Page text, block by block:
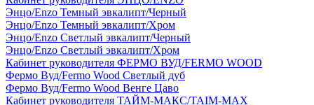
Энцо/Enzo Темный эвкалипт/Черный
Энцо/Enzo Темный эвкалипт/Хром
Энцо/Enzo Светлый эвкалипт/Черный
Энцо/Enzo Светлый эвкалипт/Хром
Кабинет руководителя ФЕРМО ВУД/FERMO WOOD
Фермо Вуд/Fermo Wood Светлый дуб
Фермо Вуд/Fermo Wood Венге Цаво
Кабинет руководителя ТАЙМ-МАКС/TAIM-MAX